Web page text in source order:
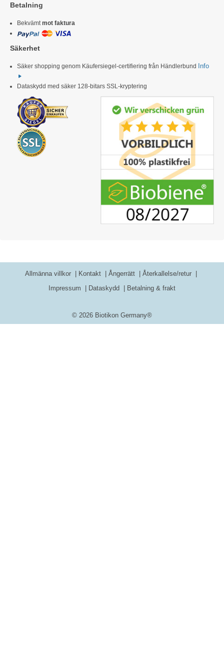
Betalning
Bekvämt mot faktura
Säkerhet
Säker shopping genom Käufersiegel-certifiering från Händlerbund Info
Dataskydd med säker 128-bitars SSL-kryptering
© 2026 Biotikon Germany®
Allmänna villkor Kontakt Ångerrätt
Återkallelse/retur
Impressum
Dataskydd Betalning & frakt